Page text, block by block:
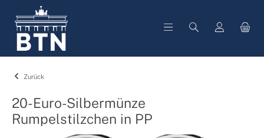
springen
Zurück
20-Euro-Silbermünze
Rumpelstilzchen in PP